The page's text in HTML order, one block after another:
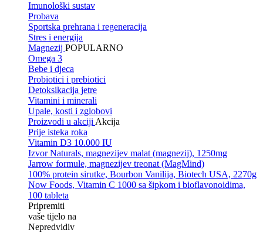
Imunološki sustav
Probava
Sportska prehrana i regeneracija
Stres i energija
Magnezij POPULARNO
Omega 3
Bebe i djeca
Probiotici i prebiotici
Detoksikacija jetre
Vitamini i minerali
Upale, kosti i zglobovi
Proizvodi u akcijiAkcija
Prije isteka roka
Vitamin D3 10.000 IU
Izvor Naturals, magnezijev malat (magnezij), 1250mg
Jarrow formule, magnezijev treonat (MagMind)
100% protein sirutke, Bourbon Vanilija, Biotech USA, 2270g
Now Foods, Vitamin C 1000 sa šipkom i bioflavonoidima,
100 tableta
Pripremiti
vaše tijelo na
Nepredvidiv